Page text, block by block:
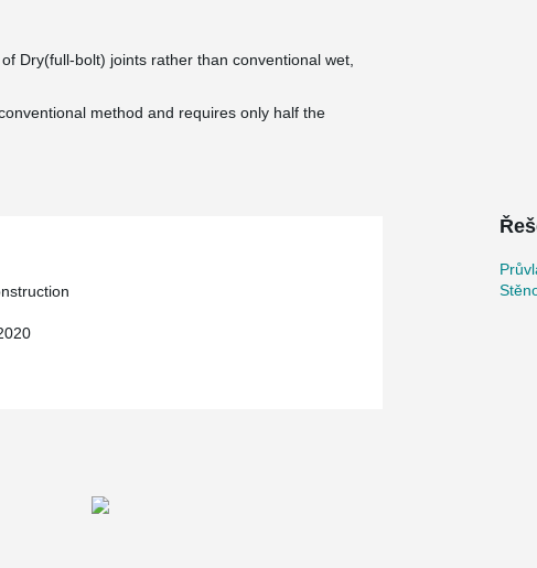
Dry(full-bolt) joints rather than conventional wet,
method and requires only half the